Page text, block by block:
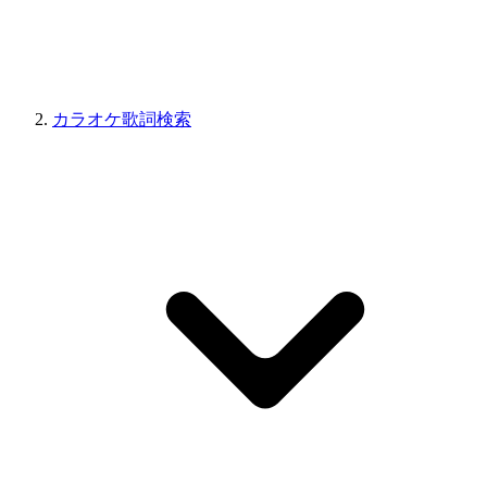
カラオケ歌詞検索